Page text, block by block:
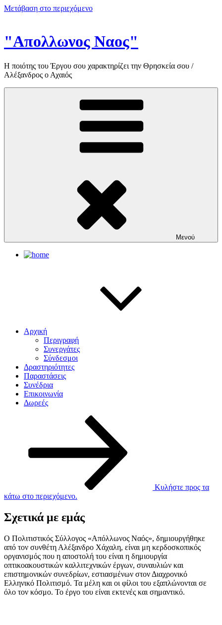
Μετάβαση στο περιεχόμενο
"Απολλωνος Ναος"
Η ποιότης του Έργου σου χαρακτηρίζει την Θρησκεία σου /
Αλέξανδρος ο Αχαιός
Μενού
Αρχική
Περιγραφή
Συνεργάτες
Σύνδεσμοι
Δραστηριότητες
Παραστάσεις
Συνέδρια
Επικοινωνία
Δωρεές
Κυλήστε προς τα
κάτω στο περιεχόμενο.
Σχετικά με εμάς
Ο Πολιτιστικός Σύλλογος «Απόλλωνος Ναός», δημιουργήθηκε
από τον συνθέτη Αλέξανδρο Χάχαλη, είναι μη κερδοσκοπικός
οργανισμός που η αποστολή του είναι η δημιουργία
οπτικοακουστικών καλλιτεχνικών έργων, συναυλιών και
επιστημονικών συνεδρίων, εστιασμένων στον Διαχρονικό
Ελληνικό Πολιτισμό. Τα μέλη και οι φίλοι του εξαπλώνονται σε
όλο τον κόσμο. Το έργο του είναι εκτενές και σημαντικό.